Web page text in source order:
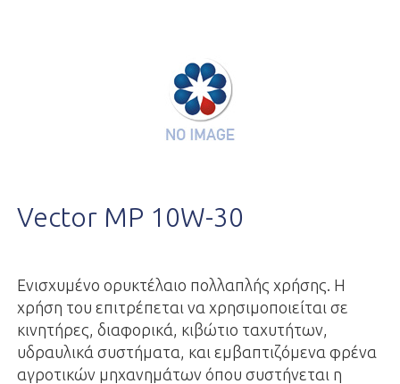
Vector MP 10W-30
Ενισχυμένο ορυκτέλαιο πολλαπλής χρήσης. Η
χρήση του επιτρέπεται να χρησιμοποιείται σε
κινητήρες, διαφορικά, κιβώτιο ταχυτήτων,
υδραυλικά συστήματα, και εμβαπτιζόμενα φρένα
αγροτικών μηχανημάτων όπου συστήνεται η